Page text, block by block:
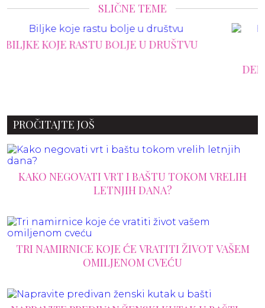
SLIČNE TEME
DEKORATIVNE TRENDOVE KOJI ĆE
PROČITAJTE JOŠ
KAKO NEGOVATI VRT I BAŠTU TOKOM VRELIH
LETNJIH DANA?
TRI NAMIRNICE KOJE ĆE VRATITI ŽIVOT VAŠEM
OMILJENOM CVEĆU